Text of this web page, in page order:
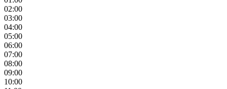
02:00
03:00
04:00
05:00
06:00
07:00
08:00
09:00
10:00